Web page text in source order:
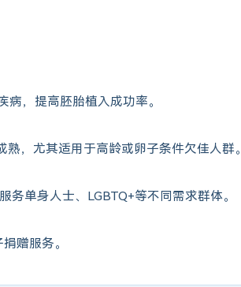
病，提高胚胎植入成功率。
熟，尤其适用于高龄或卵子条件欠佳人群。
务单身人士、LGBTQ+等不同需求群体。
赠服务。